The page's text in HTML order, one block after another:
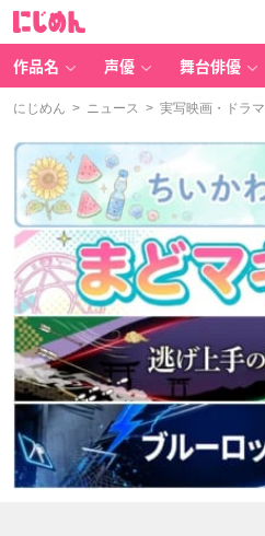
作品名 声優 舞台俳優
にじめん > ニュース > 実写映画・ドラマ